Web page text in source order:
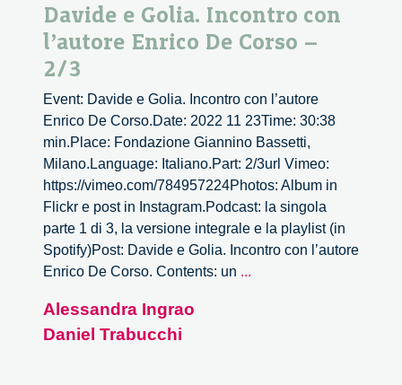
Davide e Golia. Incontro con
l’autore Enrico De Corso –
2/3
Event: Davide e Golia. Incontro con l’autore
Enrico De Corso.Date: 2022 11 23Time: 30:38
min.Place: Fondazione Giannino Bassetti,
Milano.Language: Italiano.Part: 2/3url Vimeo:
https://vimeo.com/784957224Photos: Album in
Flickr e post in Instagram.Podcast: la singola
parte 1 di 3, la versione integrale e la playlist (in
Spotify)Post: Davide e Golia. Incontro con l’autore
Enrico De Corso. Contents: un ...
Alessandra Ingrao
Daniel Trabucchi